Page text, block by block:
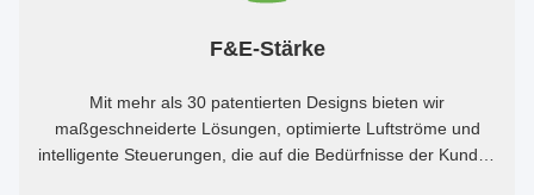
F&E-Stärke
Mit mehr als 30 patentierten Designs bieten wir
maßgeschneiderte Lösungen, optimierte Luftströme und
intelligente Steuerungen, die auf die Bedürfnisse der Kunden